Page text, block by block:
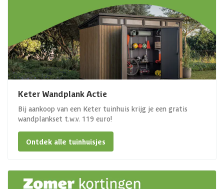
Keter Wandplank Actie
Bij aankoop van een Keter tuinhuis krijg je een gratis
wandplankset t.w.v. 119 euro!
Ontdek alle tuinhuisjes